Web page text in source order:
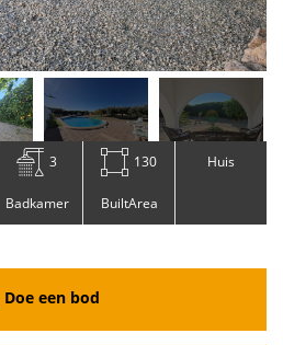
3
Badkamer
130
BuiltArea
Huis
Doe een bod